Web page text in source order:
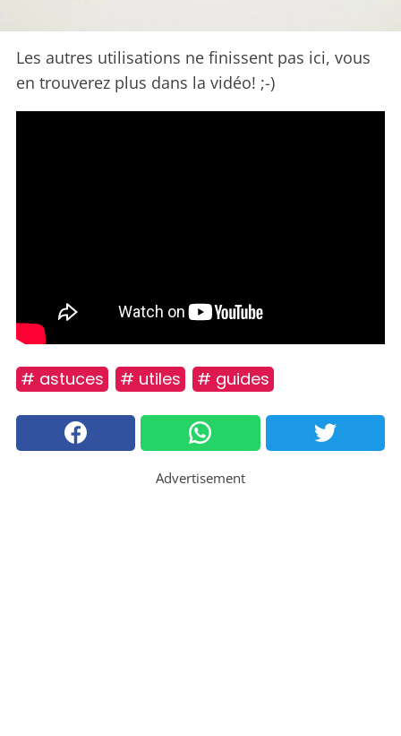
Les autres utilisations ne finissent pas ici, vous
en trouverez plus dans la vidéo! ;-)
# astuces # utiles # guides
Advertisement